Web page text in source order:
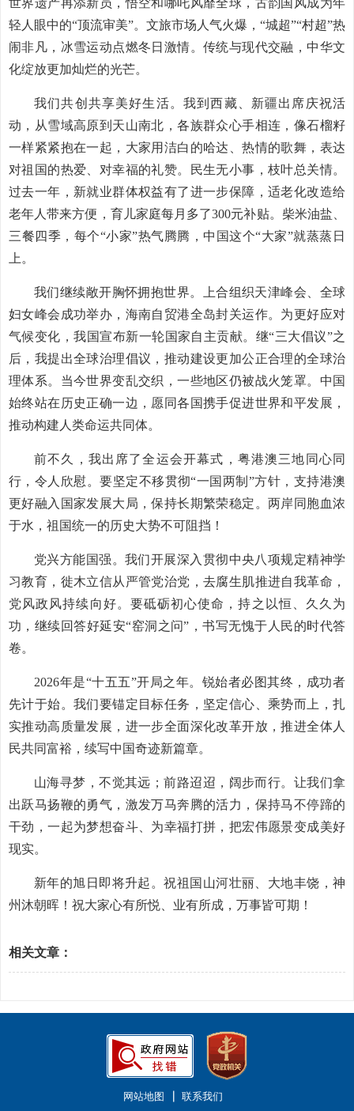
世界遗产再添新员，悟空和哪吒风靡全球，古韵国风成为年
轻人眼中的“顶流审美”。文旅市场人气火爆，“城超”“村超”热
闹非凡，冰雪运动点燃冬日激情。传统与现代交融，中华文
化绽放更加灿烂的光芒。
我们共创共享美好生活。我到西藏、新疆出席庆祝活
动，从雪域高原到天山南北，各族群众心手相连，像石榴籽
一样紧紧抱在一起，大家用洁白的哈达、热情的歌舞，表达
对祖国的热爱、对幸福的礼赞。民生无小事，枝叶总关情。
过去一年，新就业群体权益有了进一步保障，适老化改造给
老年人带来方便，育儿家庭每月多了300元补贴。柴米油盐、
三餐四季，每个“小家”热气腾腾，中国这个“大家”就蒸蒸日
上。
我们继续敞开胸怀拥抱世界。上合组织天津峰会、全球
妇女峰会成功举办，海南自贸港全岛封关运作。为更好应对
气候变化，我国宣布新一轮国家自主贡献。继“三大倡议”之
后，我提出全球治理倡议，推动建设更加公正合理的全球治
理体系。当今世界变乱交织，一些地区仍被战火笼罩。中国
始终站在历史正确一边，愿同各国携手促进世界和平发展，
推动构建人类命运共同体。
前不久，我出席了全运会开幕式，粤港澳三地同心同
行，令人欣慰。要坚定不移贯彻“一国两制”方针，支持港澳
更好融入国家发展大局，保持长期繁荣稳定。两岸同胞血浓
于水，祖国统一的历史大势不可阻挡！
党兴方能国强。我们开展深入贯彻中央八项规定精神学
习教育，徙木立信从严管党治党，去腐生肌推进自我革命，
党风政风持续向好。要砥砺初心使命，持之以恒、久久为
功，继续回答好延安“窑洞之问”，书写无愧于人民的时代答
卷。
2026年是“十五五”开局之年。锐始者必图其终，成功者
先计于始。我们要锚定目标任务，坚定信心、乘势而上，扎
实推动高质量发展，进一步全面深化改革开放，推进全体人
民共同富裕，续写中国奇迹新篇章。
山海寻梦，不觉其远；前路迢迢，阔步而行。让我们拿
出跃马扬鞭的勇气，激发万马奔腾的活力，保持马不停蹄的
干劲，一起为梦想奋斗、为幸福打拼，把宏伟愿景变成美好
现实。
新年的旭日即将升起。祝祖国山河壮丽、大地丰饶，神
州沐朝晖！祝大家心有所悦、业有所成，万事皆可期！
相关文章：
网站地图 联系我们